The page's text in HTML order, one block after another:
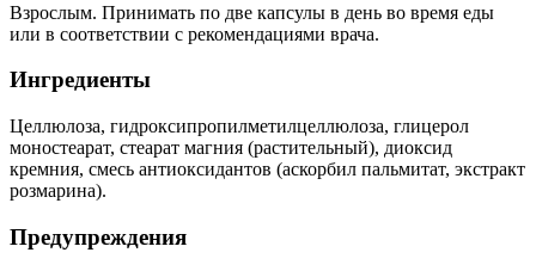
Взрослым. Принимать по две капсулы в день во время еды
или в соответствии с рекомендациями врача.
Ингредиенты
Целлюлоза, гидроксипропилметилцеллюлоза, глицерол
моностеарат, стеарат магния (растительный), диоксид
кремния, смесь антиоксидантов (аскорбил пальмитат, экстракт
розмарина).
Предупреждения